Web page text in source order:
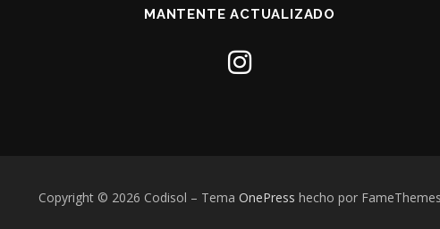
MANTENTE ACTUALIZADO
Copyright © 2026 Codisol – Tema OnePress hecho por FameThemes